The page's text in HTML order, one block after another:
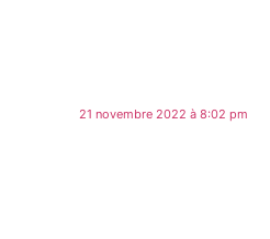
21 novembre 2022 à 8:02 pm